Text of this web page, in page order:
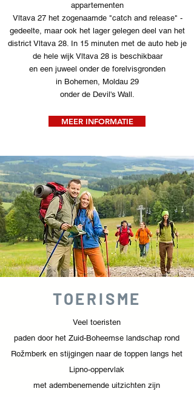
appartementen
Vltava 27 het zogenaamde "catch and release" -
gedeelte, maar ook het lager gelegen deel van het
district Vltava 28. In 15 minuten met de auto heb je
de hele wijk Vltava 28 is beschikbaar
en een juweel onder de forelvisgronden
in Bohemen, Moldau 29
onder de Devil's Wall.
MEER INFORMATIE
TOERISME
Veel toeristen
paden door het Zuid-Boheemse landschap rond
Rožmberk en stijgingen naar de toppen langs het
Lipno-oppervlak
met adembenemende uitzichten zijn